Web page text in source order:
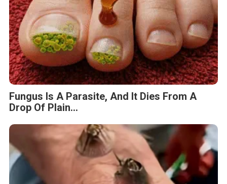
Fungus Is A Parasite, And It Dies From A
Drop Of Plain...